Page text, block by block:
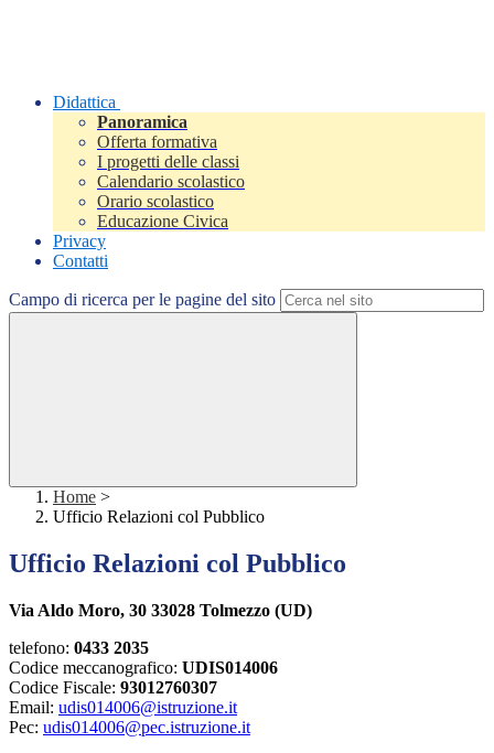
Didattica
Panoramica
Offerta formativa
I progetti delle classi
Calendario scolastico
Orario scolastico
Educazione Civica
Privacy
Contatti
Campo di ricerca per le pagine del sito
Home >
Ufficio Relazioni col Pubblico
Ufficio Relazioni col Pubblico
Via Aldo Moro, 30 33028 Tolmezzo (UD)
telefono: 0433 2035
Codice meccanografico: UDIS014006
Codice Fiscale: 93012760307
Email: udis014006@istruzione.it
Pec: udis014006@pec.istruzione.it